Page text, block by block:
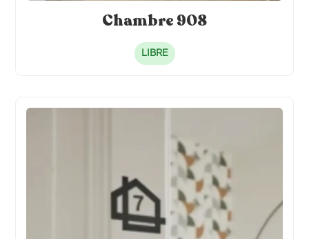
Chambre 908
LIBRE